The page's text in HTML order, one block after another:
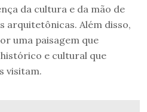
da cultura e da mão de
arquitetônicas. Além disso,
uma paisagem que
e cultural que
visitam.